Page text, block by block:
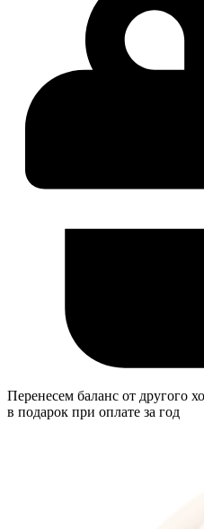
Перенесем баланс от другого
в подарок при оплате за год